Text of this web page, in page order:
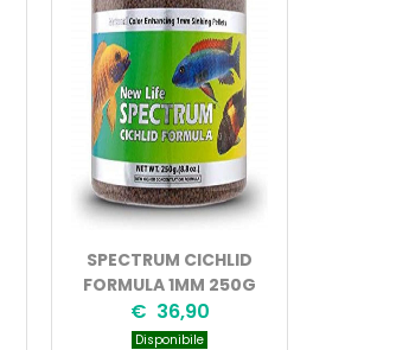
SPECTRUM CICHLID
FORMULA 1MM 250G
€ 36,90
Disponibile